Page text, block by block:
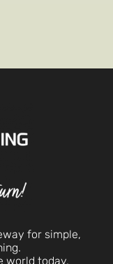
for simple,
world today.